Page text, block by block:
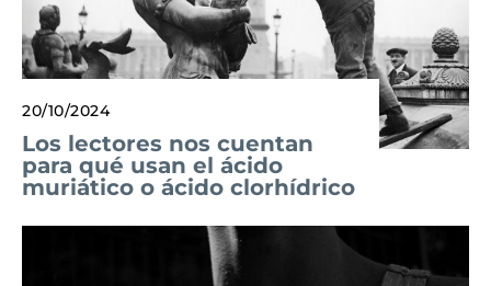
20/10/2024
Los lectores nos cuentan
para qué usan el ácido
muriático o ácido clorhídrico